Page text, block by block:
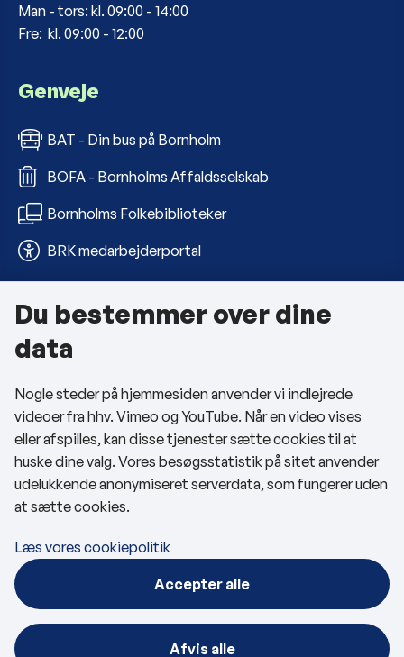
Man - tors: kl. 09:00 - 14:00
Fre: kl. 09:00 - 12:00
Genveje
BAT - Din bus på Bornholm
BOFA - Bornholms Affaldsselskab
Bornholms Folkebiblioteker
BRK medarbejderportal
Om kommunen
Kontakt os
Telefon- og åbningstider
Tilgængelighedserklæring
Privatlivspolitik
Cookies
Følg os
BRK på Facebook
Du bestemmer over dine
data
Nogle steder på hjemmesiden anvender vi indlejrede
videoer fra hhv. Vimeo og YouTube. Når en video vises
eller afspilles, kan disse tjenester sætte cookies til at
huske dine valg. Vores besøgsstatistik på sitet anvender
udelukkende anonymiseret serverdata, som fungerer uden
at sætte cookies.
Læs vores cookiepolitik
Accepter alle
Afvis alle